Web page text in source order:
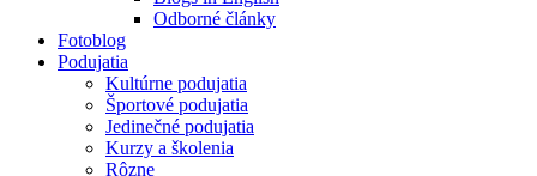
Odborné články
Fotoblog
Podujatia
Kultúrne podujatia
Športové podujatia
Jedinečné podujatia
Kurzy a školenia
Rôzne